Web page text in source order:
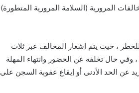
المرورية (السلامة المرورية المتطورة)
، حيث يتم إشعار المخالف عبر ثلاث
وفي حال تخلفه عن الحضور وانتهاء المهلة
عن الحد الأدنى أو إيقاع عقوبة السجن على